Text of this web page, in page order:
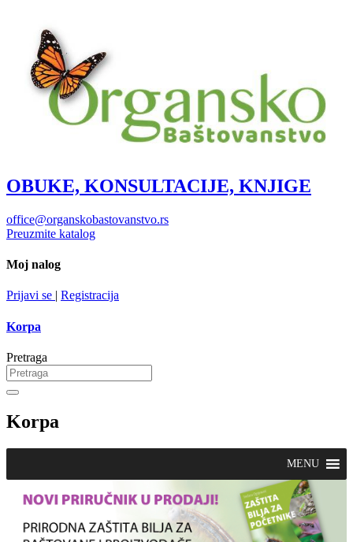
OBUKE, KONSULTACIJE, KNJIGE
office@organskobastovanstvo.rs
Preuzmite katalog
Moj nalog
Prijavi se | Registracija
Korpa
Pretraga
Korpa
MENU